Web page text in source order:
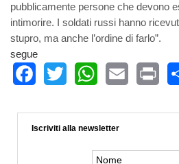
pubblicamente persone che devono
intimorire. I soldati russi hanno
stupro, ma anche l’ordine di farlo”.
segue
Iscriviti alla newsletter